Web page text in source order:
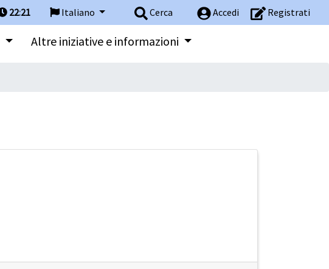
Accedi Registrati
Cerca
Italiano
22:21
Altre iniziative e informazioni